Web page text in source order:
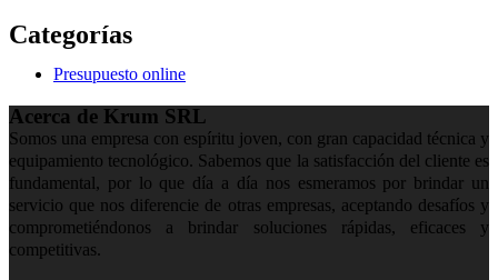
Categorías
Presupuesto online
Acerca de Krum SRL
Somos una empresa con espíritu joven, con gran capacidad técnica y
equipamiento tecnológico. Sabemos que la satisfacción del cliente es
fundamental, por lo que día a día nos esmeramos por brindar un
servicio que nos diferencie de otras empresas, aceptando desafíos y
comprometiéndonos a brindar soluciones rápidas, eficaces y
competitivas.